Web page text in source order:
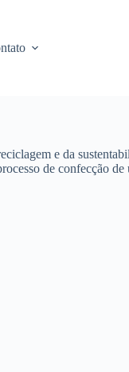
e da
de confecção